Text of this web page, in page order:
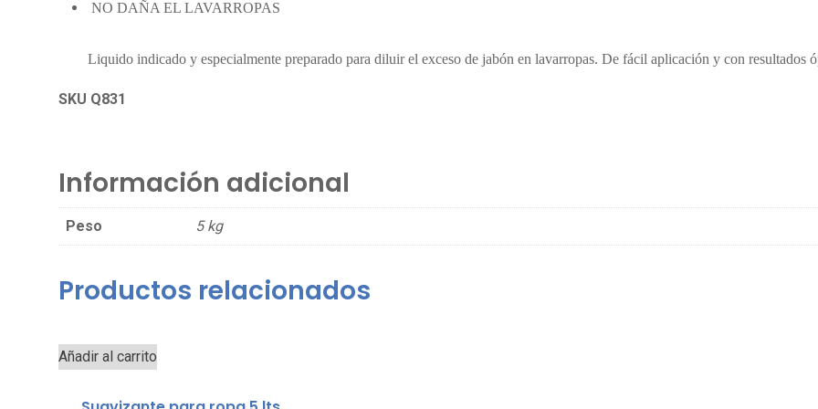
NO DAÑA EL LAVARROPAS
Liquido indicado y especialmente preparado para diluir el exceso de jabón en lavarropas. De fácil aplicación y con resultados
SKU Q831
Información adicional
Peso 5 kg
Productos relacionados
Añadir al carrito